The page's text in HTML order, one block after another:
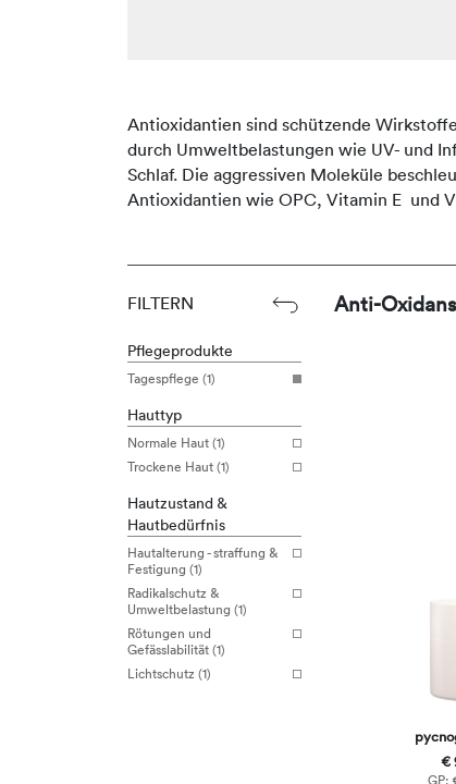
Antioxidantien sind schützende
durch Umweltbelastungen wie UV- und
Schlaf. Die aggressiven Moleküle
Antioxidantien wie OPC, Vitamin E und
FILTERN
Pflegeprodukte
Tagespflege (1)
Hauttyp
Normale Haut (1)
Trockene Haut (1)
Hautzustand &
Hautbedürfnis
Hautalterung - straffung &
Festigung (1)
Radikalschutz &
Umweltbelastung (1)
Rötungen und
Gefässlabilität (1)
Lichtschutz (1)
Anti-Oxidans
€